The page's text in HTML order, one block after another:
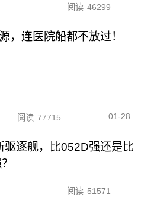
阅读 46299
，连医院船都不放过！
阅读 77715 01-28
驱逐舰，比052D强还是比
阅读 51571